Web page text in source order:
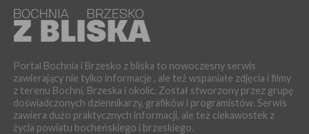
WYDARZENIA
06 sierpnia 2026
BORZĘCIN. Już w najbliższy weekend XIX Borzęckie Święto
PIELGRZYMKA 2026
05 sierpnia 2026
Z BOCHNI NA JASNĄ GÓRĘ. Drugi dzień wędrówki [ZDJĘCIA]
WYDARZENIA
Portal Bochnia i Brzesko z bliska to nowoczesny serwis
zawierający nie tylko informacje , ale też wspaniałe zdjęcia i filmy
z terenu Bochni, Brzeska i okolic. Został stworzony przez grupę
doświadczonych dziennikarzy, grafików i programistów. Serwis
zawiera dużo praktycznych informacji, ale też ciekawostek z
życia powiatu bocheńskiego i brzeskiego.